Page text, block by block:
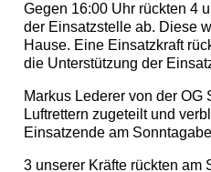
Gegen 16:00 Uhr rückten 4
der Einsatzstelle ab. Diese
Hause. Eine Einsatzkraft
die Unterstützung der
Markus Lederer von der OG
Luftrettern zugeteilt und
Einsatzende am
3 unserer Kräfte rückten am